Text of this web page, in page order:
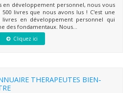
en développement personnel, nous vous
livres que nous avons lus ! C'est une
livres en développement personnel qui
des fondamentaux. Nous...
Cliquez ici
THERAPEUTES BIEN-